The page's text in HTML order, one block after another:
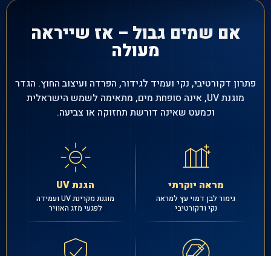
אם שמים גבול – אז שייראה
מעולה
פתרון דקורטיבי, נקי ועמיד לגידור, הפרדה ועיצוב החוץ. הגדר
מוגנת UV, אינה סופחת מים, מתאימה לשמש הישראלית
וכמעט שאינה דורשת תחזוקה או צביעה.
מראה יוקרתי
גימור לבן דמוי עץ למראה
נקי ודקורטיבי
הגנת UV
מוגנת מקרינת UV ועמידה
לפגעי מזג האוויר